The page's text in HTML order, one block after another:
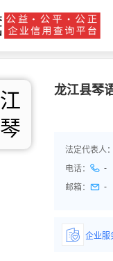
江
琴
龙江县琴
法定代表人
电话：
-
邮箱： -
企业服